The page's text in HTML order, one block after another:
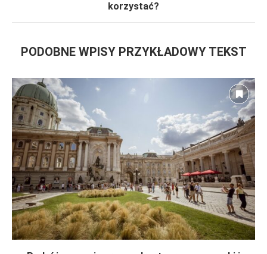
korzystać?
PODOBNE WPISY PRZYKŁADOWY TEKST